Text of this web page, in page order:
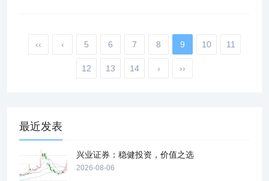
种灵活的解决方案，通过杠杆效应，
助力投资者掘金股市。**什么是股...
‹‹ ‹ 5 6 7 8 9 10 11
12 13 14 › ››
最近发表
兴业证券：稳健投资，价值之选
2026-08-06